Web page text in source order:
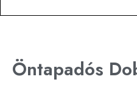
Öntapadós